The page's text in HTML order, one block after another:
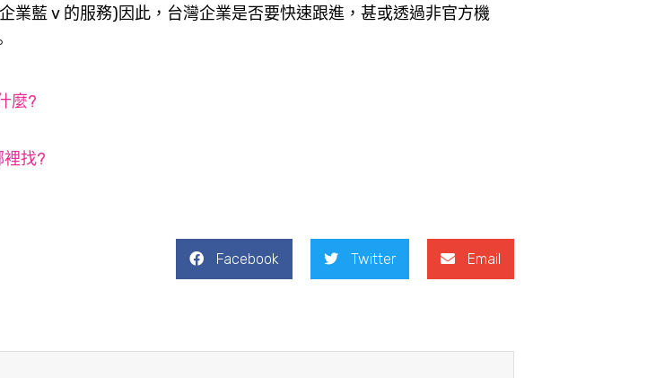
業藍 v 的服務)因此，台灣企業是否要快速跟進，甚或透過非官方機
麼?
裡找?
Facebook Twitter Email